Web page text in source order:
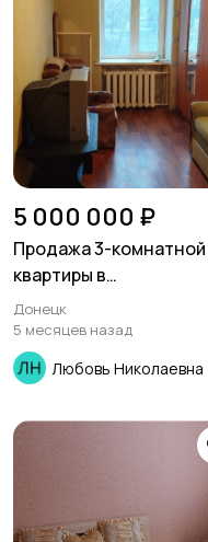
5 000 000 ₽
Продажа 3-комнатной
квартиры в
Ворошиловском районе
Донецк
5 месяцев назад
Любовь Николаевна